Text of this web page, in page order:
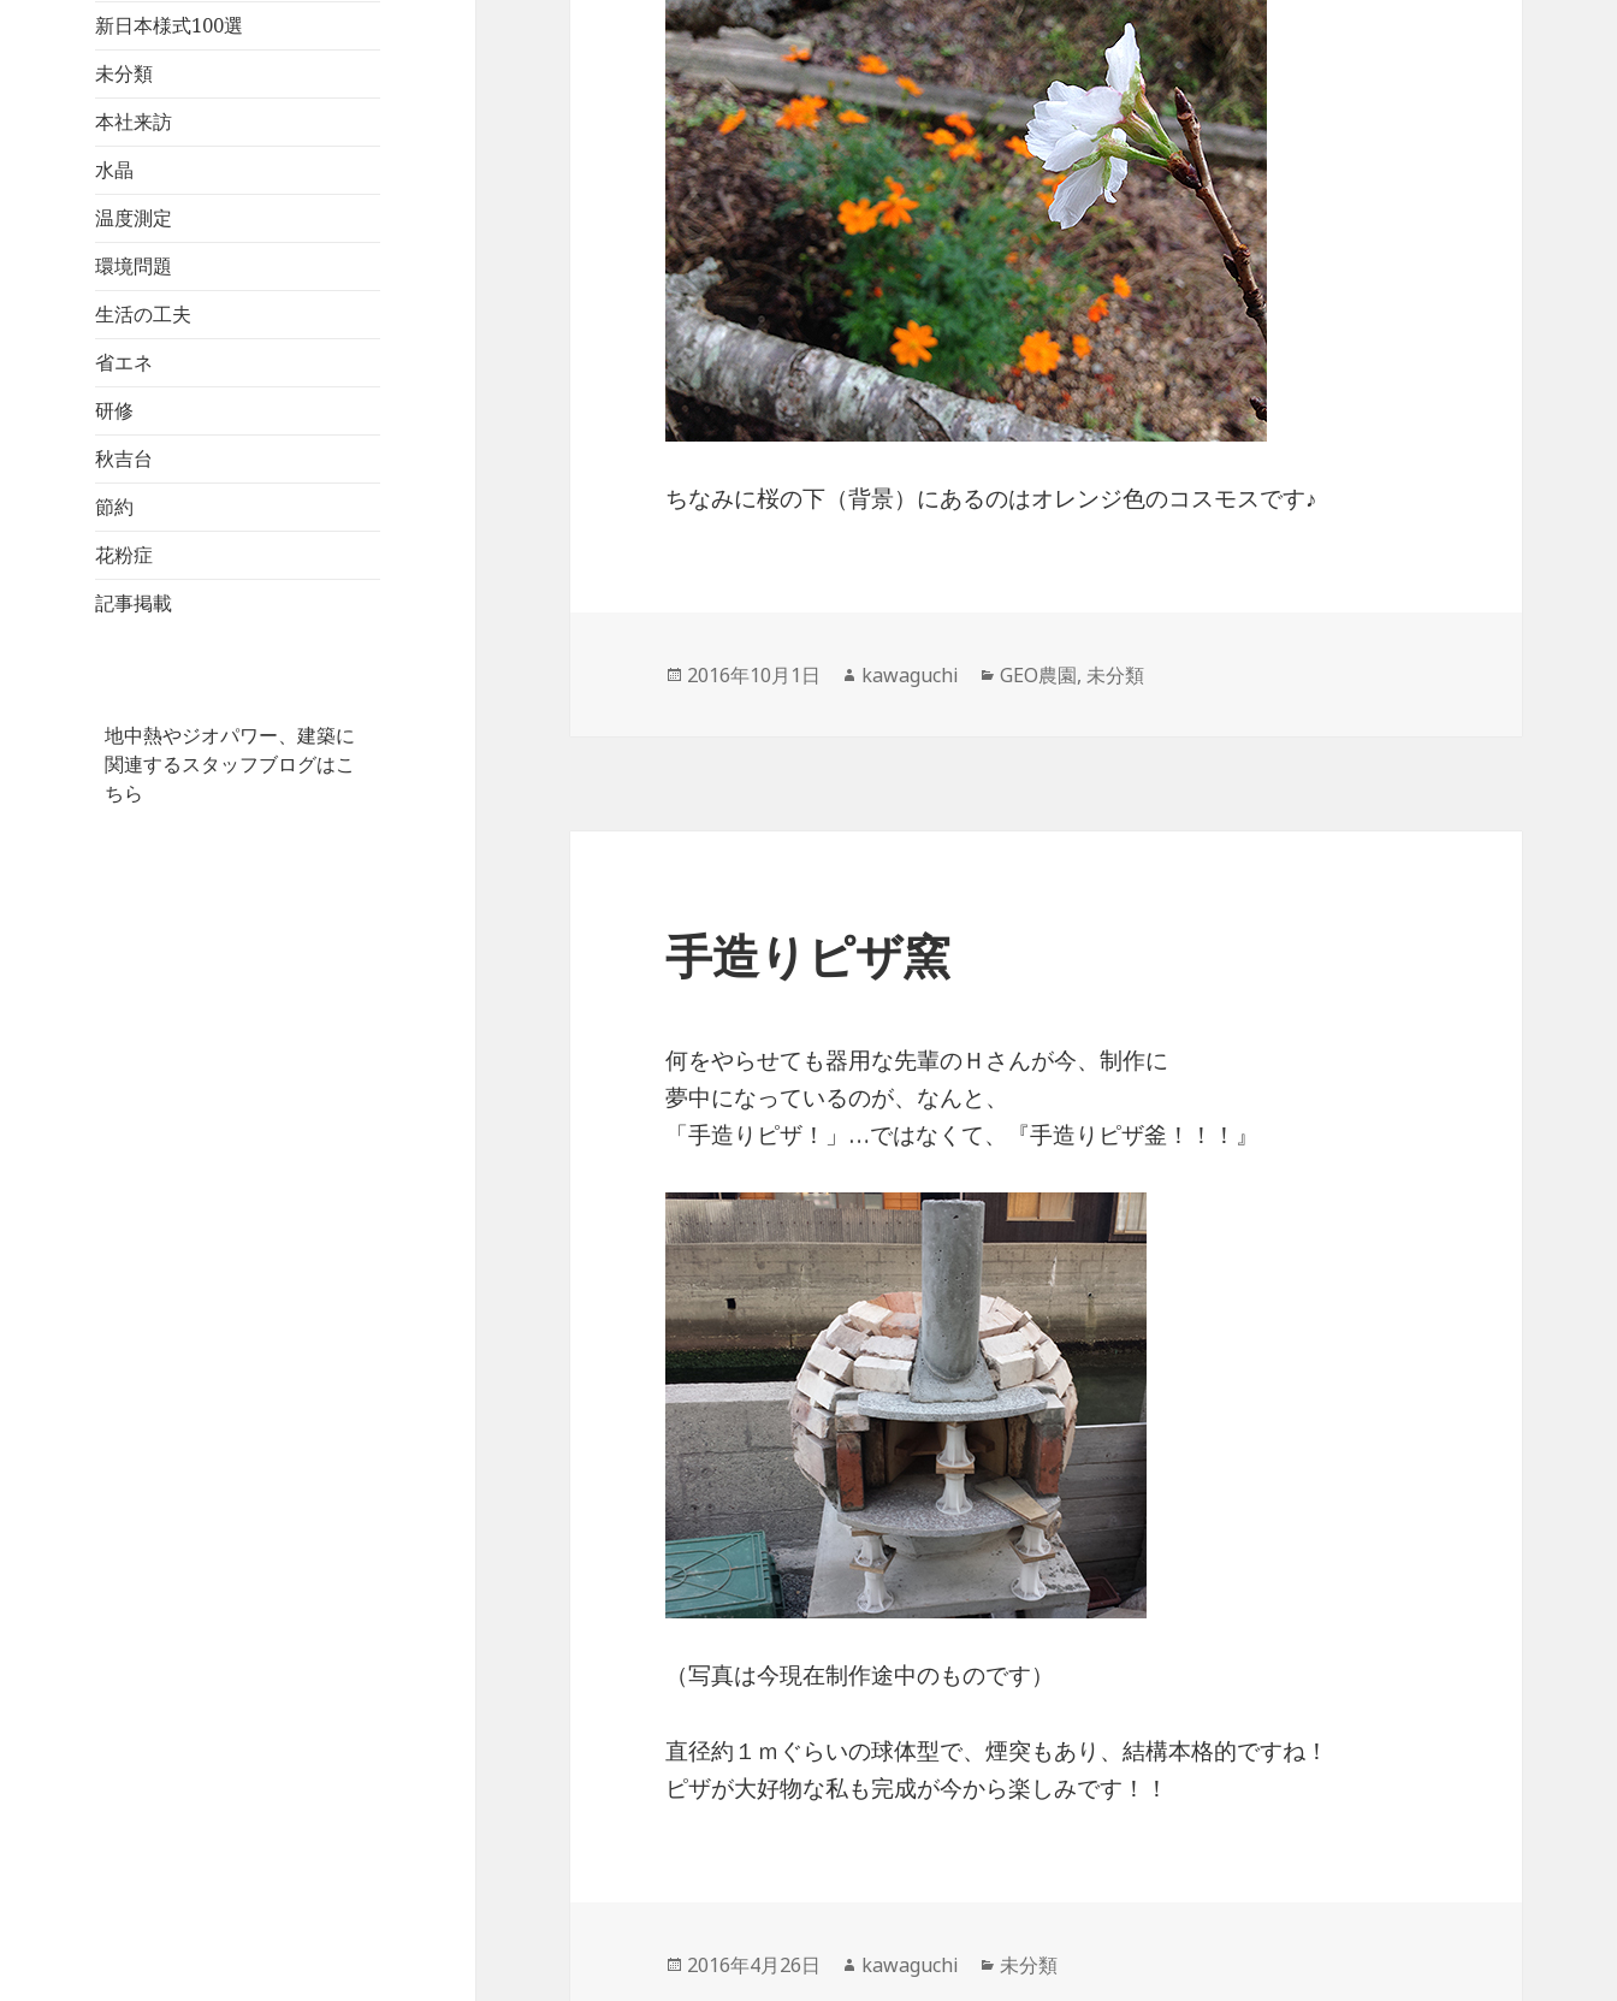
新日本様式100選
未分類
本社来訪
水晶
温度測定
環境問題
生活の工夫
省エネ
研修
秋吉台
節約
花粉症
記事掲載
地中熱やジオパワー、建築に
関連するスタッフブログはこ
ちら
ちなみに桜の下（背景）にあるのはオレンジ色のコスモスです♪
投
2016年10月1日
作
kawaguchi
カ
GEO農園,未分類
手造りピザ窯
何をやらせても器用な先輩のＨさんが今、制作に
夢中になっているのが、なんと、
「手造りピザ！」…ではなくて、『手造りピザ釜！！！』
（写真は今現在制作途中のものです）
直径約１ｍぐらいの球体型で、煙突もあり、結構本格的ですね！
ピザが大好物な私も完成が今から楽しみです！！
投
2016年4月26日
作
kawaguchi
カ
未分類